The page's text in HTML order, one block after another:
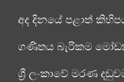
අද දිනයේ පළාත්
ගණිතය බැරිකම
ශ්‍රී ලංකාවේ මරණ